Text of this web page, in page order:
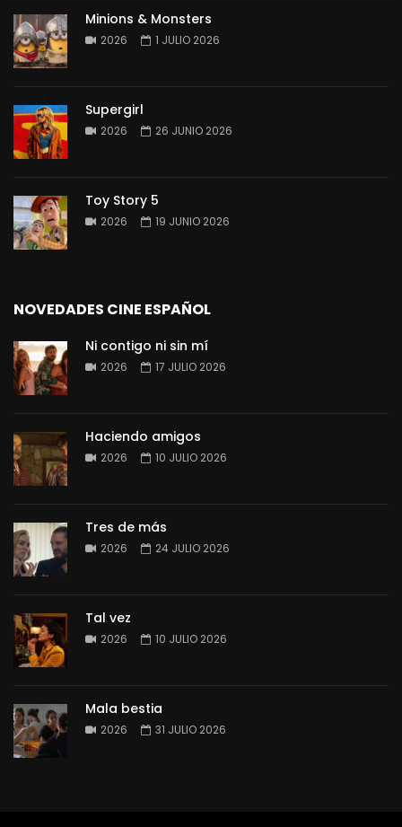
Minions & Monsters
2026 1 JULIO 2026
Supergirl
2026 26 JUNIO 2026
Toy Story 5
2026 19 JUNIO 2026
NOVEDADES CINE ESPAÑOL
Ni contigo ni sin mí
2026 17 JULIO 2026
Haciendo amigos
2026 10 JULIO 2026
Tres de más
2026 24 JULIO 2026
Tal vez
2026 10 JULIO 2026
Mala bestia
2026 31 JULIO 2026